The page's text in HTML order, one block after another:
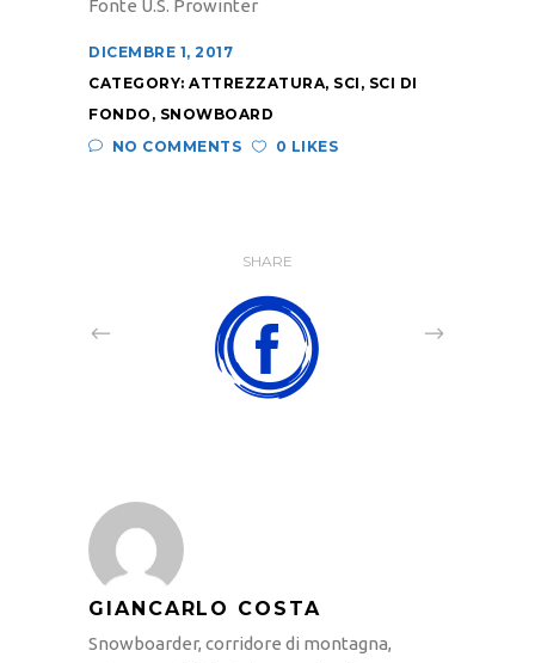
Fonte U.S. Prowinter
DICEMBRE 1, 2017
CATEGORY: ATTREZZATURA, SCI , SCI DI
FONDO , SNOWBOARD
NO COMMENTS
0 LIKES
SHARE
GIANCARLO COSTA
Snowboarder, corridore di montagna,